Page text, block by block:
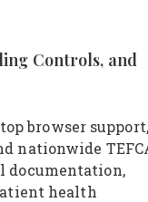
Controls, and
browser support,
nationwide
health